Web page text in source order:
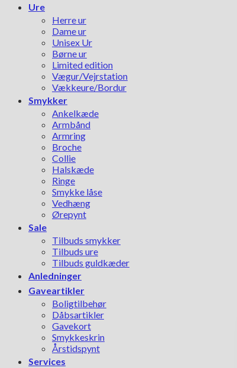
Ure
Herre ur
Dame ur
Unisex Ur
Børne ur
Limited edition
Vægur/Vejrstation
Vækkeure/Bordur
Smykker
Ankelkæde
Armbånd
Armring
Broche
Collie
Halskæde
Ringe
Smykke låse
Vedhæng
Ørepynt
Sale
Tilbuds smykker
Tilbuds ure
Tilbuds guldkæder
Anledninger
Gaveartikler
Boligtilbehør
Dåbsartikler
Gavekort
Smykkeskrin
Årstidspynt
Services